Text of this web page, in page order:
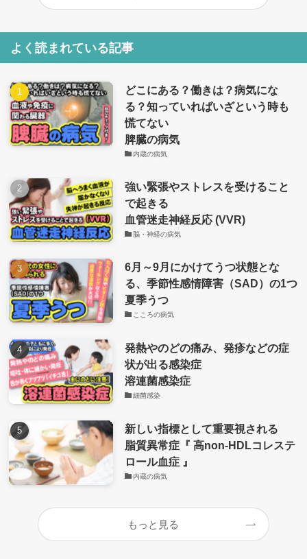
よく読まれている記事
どこにある？働きは？病気にな
る？知っていればいざという時も
慌てない
脾臓の病気
内蔵の病気
強い緊張やストレスを受けること
で起きる
血管迷走神経反応 (VVR)
脳・神経の病気
6月～9月にかけてうつ状態とな
る、季節性感情障害（SAD）の1つ
夏季うつ
こころの病気
発熱やのどの痛み、発疹などの症
状が出る感染症
溶連菌感染症
細菌感染
新しい指標として重要視される
脂質異常症『 高non-HDLコレステ
ロール血症 』
内蔵の病気
もっと見る